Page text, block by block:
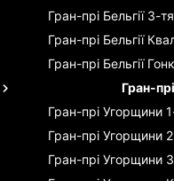
Гран-прі Бельгії 3-
Гран-прі Бельгії
Гран-прі Бельгії
Гран-
Гран-прі Угорщини
Гран-прі Угорщини
Гран-прі Угорщини